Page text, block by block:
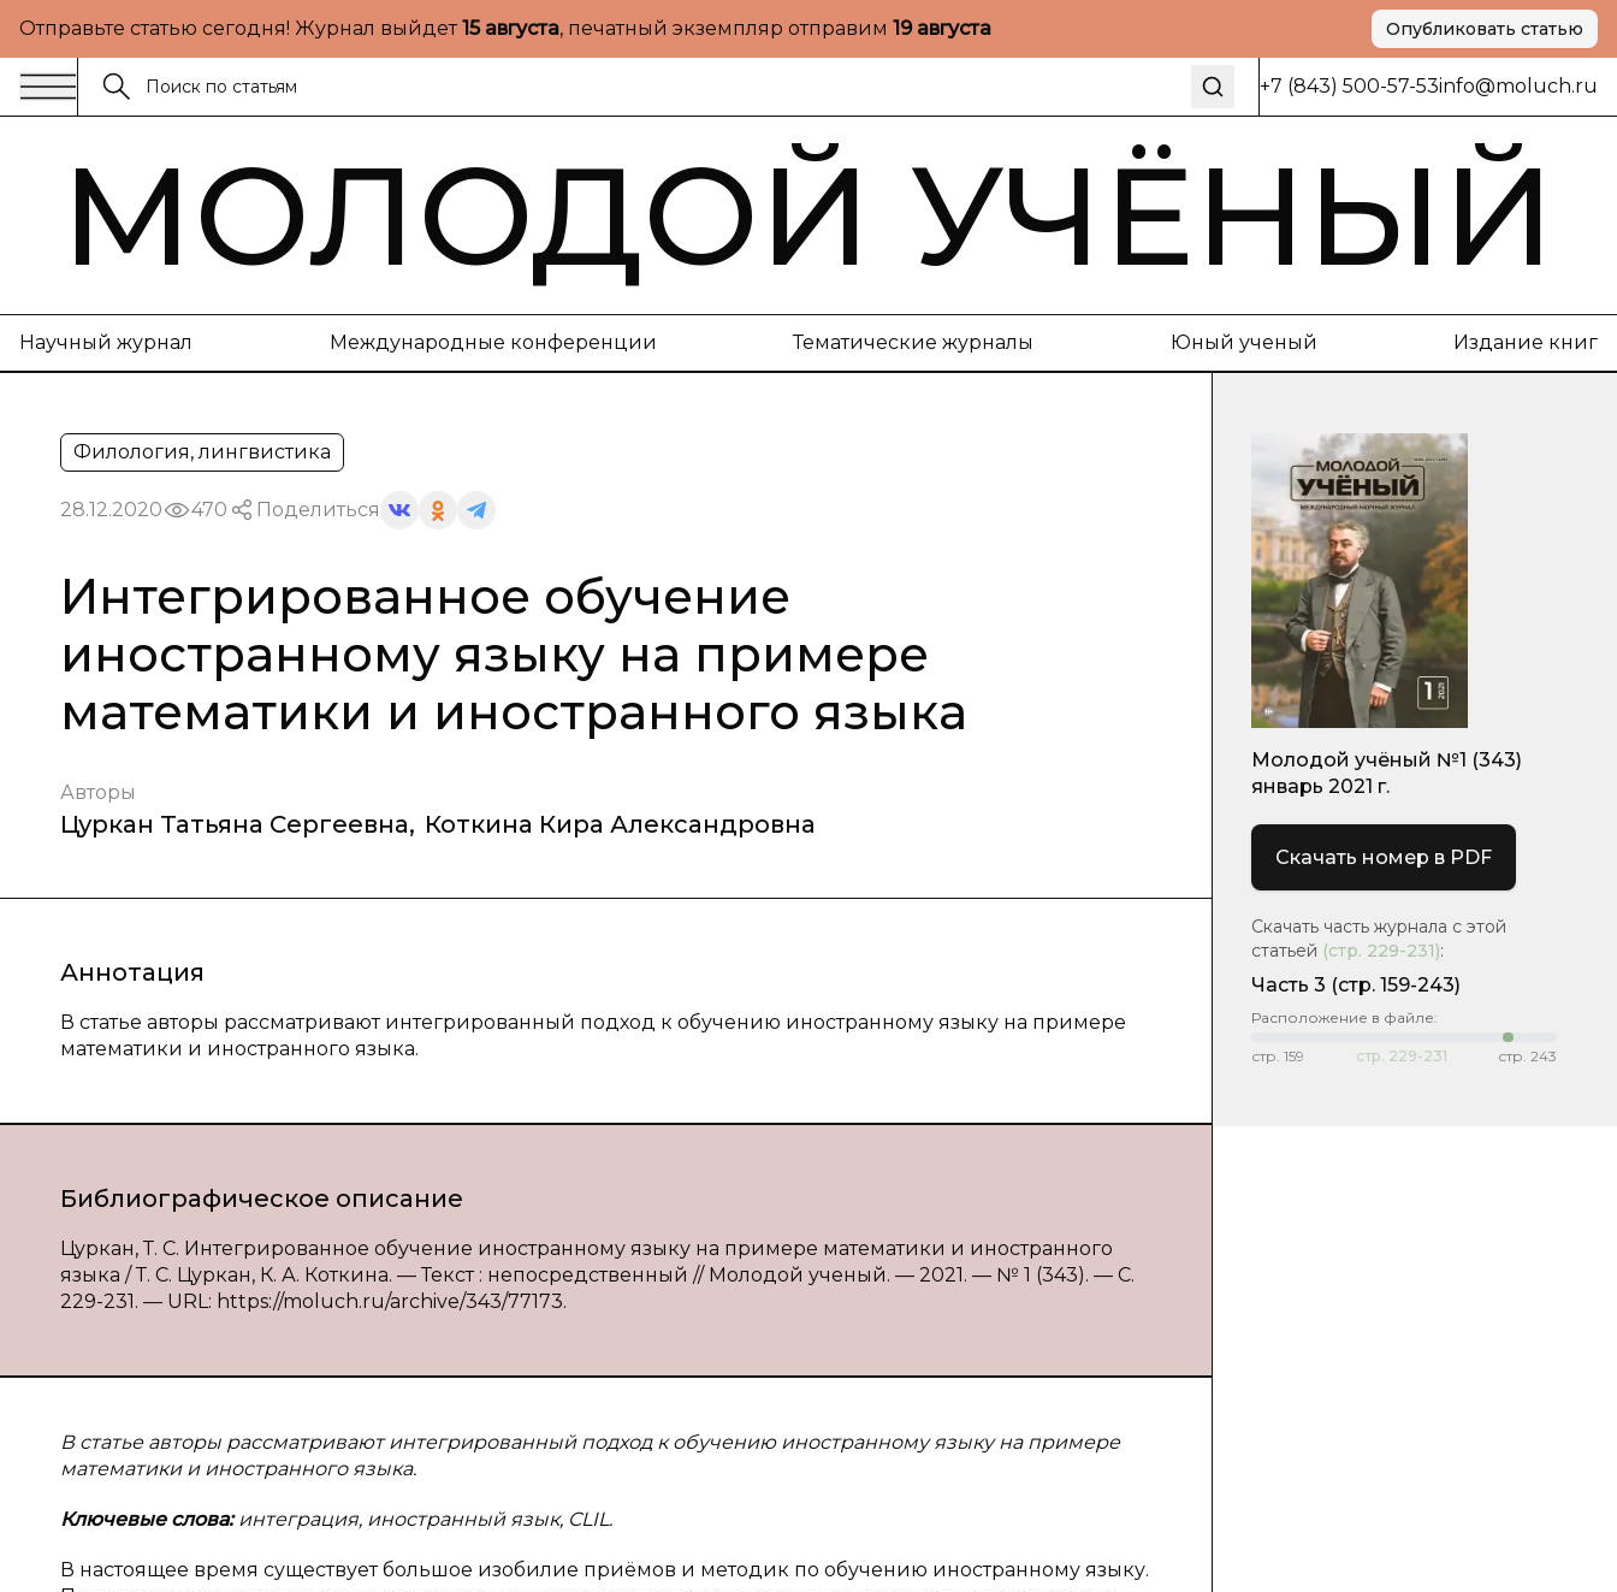
Отправьте статью сегодня! Журнал выйдет15 августа, печатный экземпляр отправим 19 августа Опубликовать статью
+7 (843) 500-57-53info@moluch.ru
МОЛОДОЙ УЧЁНЫЙ
Научный журнал Международные конференции Тематические журналы Юный ученый Издание книг
Филология, лингвистика
28.12.2020 470 Поделиться
Интегрированное обучение
иностранному языку на примере
математики и иностранного языка
Авторы
Цуркан Татьяна Сергеевна, Коткина Кира Александровна
Аннотация
В статье авторы рассматривают интегрированный подход к обучению иностранному языку на примере
математики и иностранного языка.
Библиографическое описание
Цуркан, Т. С. Интегрированное обучение иностранному языку на примере математики и иностранного
языка / Т. С. Цуркан, К. А. Коткина. — Текст : непосредственный // Молодой ученый. — 2021. — № 1 (343). — С.
229-231. — URL: https://moluch.ru/archive/343/77173.
В статье авторы рассматривают интегрированный подход к обучению иностранному языку на примере
математики и иностранного языка.
Ключевые слова:интеграция, иностранный язык, CLIL.
В настоящее время существует большое изобилие приёмов и методик по обучению иностранному языку.
Молодой учёный №1 (343)
январь 2021 г.
Скачать номер в PDF
Скачать часть журнала с этой
статьей (стр. 229-231):
Часть 3 (стр. 159-243)
Расположение в файле:
стр. 159 стр. 229-231 стр. 243